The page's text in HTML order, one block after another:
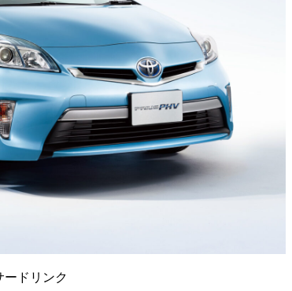
ードリンク